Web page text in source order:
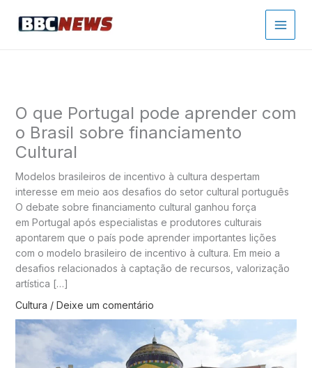
para
O que Portugal pode aprender com
o Brasil sobre financiamento
Cultural
Modelos brasileiros de incentivo à cultura despertam
interesse em meio aos desafios do setor cultural português
O debate sobre financiamento cultural ganhou força
em Portugal após especialistas e produtores culturais
apontarem que o país pode aprender importantes lições
com o modelo brasileiro de incentivo à cultura. Em meio a
desafios relacionados à captação de recursos, valorização
artística […]
Cultura / Deixe um comentário